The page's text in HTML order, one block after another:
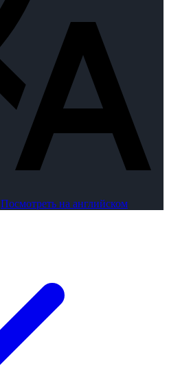
Посмотреть на английском